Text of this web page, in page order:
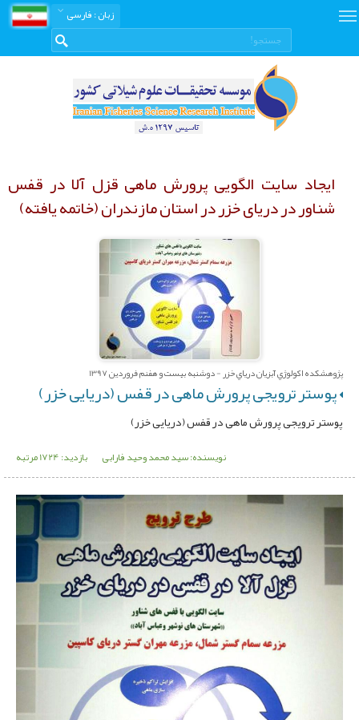
زبان: فارسی
ایجاد سایت الگویی پرورش ماهی قزل آلا در قفس
شناور در دریای خزر در استان مازندران (خاتمه یافته)
پژوهشکده اکولوژي آبزيان درياي خزر - دوشنبه بیست و هفنم فروردین 1397
پوستر ترویجی پرورش ماهی در قفس (دریایی خزر)
پوستر ترویجی پرورش ماهی در قفس (دریایی خزر)
نویسنده: سید محمد وحید فارابی بازدید: 1724 مرتبه